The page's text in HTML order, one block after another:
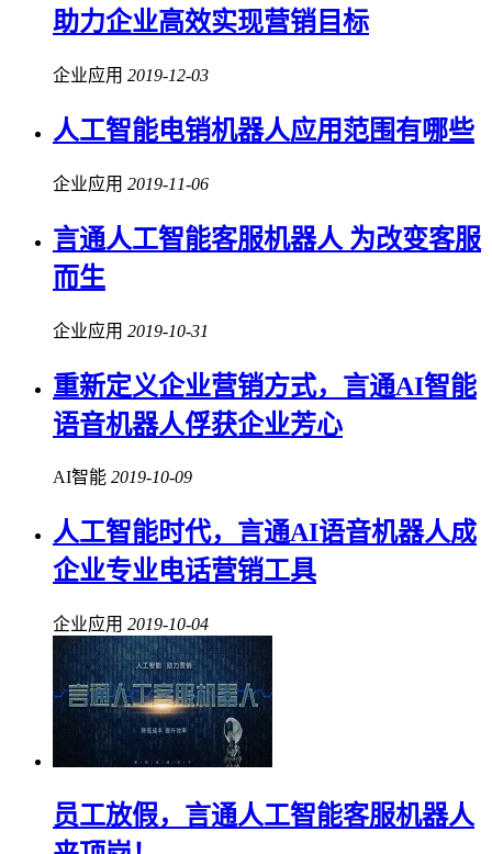
助力企业高效实现营销目标
企业应用 2019-12-03
人工智能电销机器人应用范围有哪些
企业应用 2019-11-06
言通人工智能客服机器人 为改变客服
而生
企业应用 2019-10-31
重新定义企业营销方式，言通AI智能
语音机器人俘获企业芳心
AI智能 2019-10-09
人工智能时代，言通AI语音机器人成
企业专业电话营销工具
企业应用 2019-10-04
员工放假，言通人工智能客服机器人